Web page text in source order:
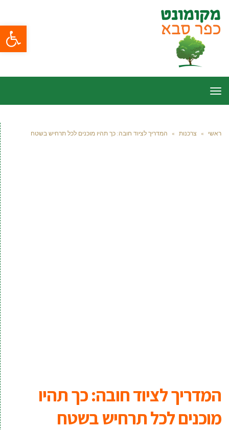
פתח
תפריט
ראשי » צרכנות » המדריך לציוד חובה: כך תהיו מוכנים לכל תרחיש בשטח
המדריך לציוד חובה: כך תהיו
מוכנים לכל תרחיש בשטח